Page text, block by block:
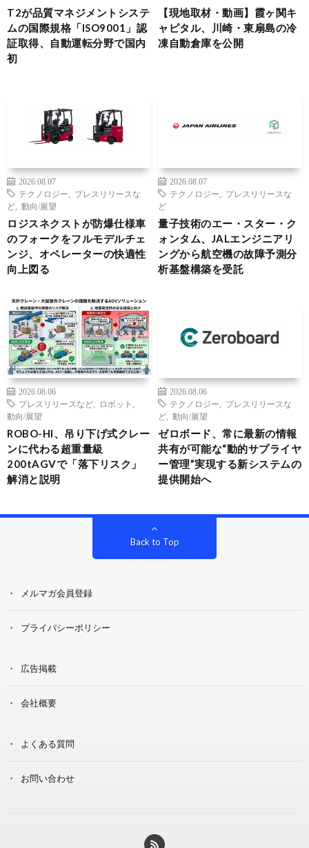
T2が品質マネジメントシステ
ムの国際規格「ISO9001」認
証取得、自動運転分野で国内
初
【現地取材・動画】霞ヶ関キ
ャピタル、川崎・東扇島の冷
凍自動倉庫を公開
2026.08.07
テクノロジー
プレスリリースな
ど
動向/展望
ロジスネクストが防爆仕様車
のフォークをフルモデルチェ
ンジ、オペレーターの快適性
向上図る
2026.08.07
テクノロジー
プレスリリースな
ど
量子技術のエー・スター・ク
ォンタム、JALエンジニアリ
ングから航空機の故障予測分
析基盤構築を受託
2026.08.06
プレスリリースなど
ロボット
動向/展望
ROBO-HI、吊り下げ式クレー
ンに代わる超重量級
200tAGVで「落下リスク」
解消と説明
2026.08.06
テクノロジー
プレスリリースな
ど
動向/展望
ゼロボード、常に最新の情報
共有が可能な“動的サプライヤ
ー管理”実現する新システムの
提供開始へ
Back to Top
メルマガ会員登録
プライバシーポリシー
広告掲載
会社概要
よくある質問
お問い合わせ